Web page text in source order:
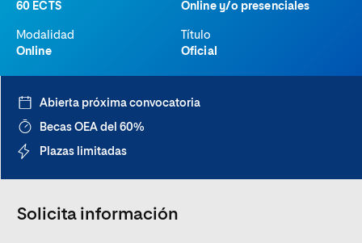
60 ECTS
Online y/o presenciales
Modalidad
Online
Título
Oficial
Abierta próxima convocatoria
Becas OEA del 60%
Plazas limitadas
Solicita información